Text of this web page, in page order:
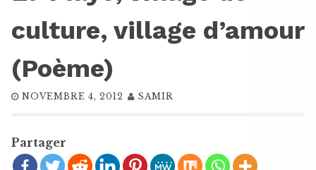
culture, village d’amour
(Poème)
NOVEMBRE 4, 2012 SAMIR
Partager